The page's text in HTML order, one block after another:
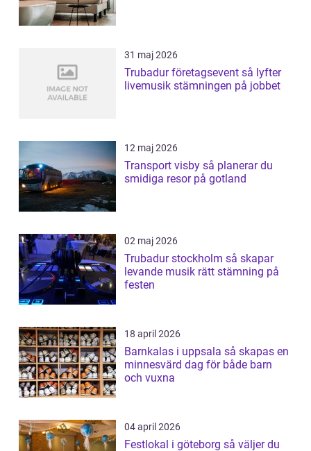
31 maj 2026
Trubadur företagsevent så lyfter
livemusik stämningen på jobbet
12 maj 2026
Transport visby så planerar du
smidiga resor på gotland
02 maj 2026
Trubadur stockholm så skapar
levande musik rätt stämning på
festen
18 april 2026
Barnkalas i uppsala så skapas en
minnesvärd dag för både barn
och vuxna
04 april 2026
Festlokal i göteborg så väljer du